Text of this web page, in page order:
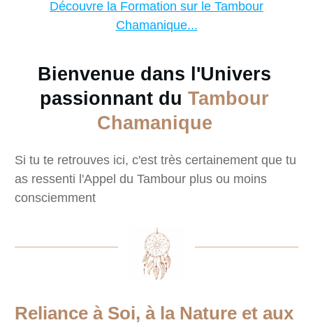
Découvre la Formation sur le Tambour
Chamanique...
Bienvenue dans l'Univers
passionnant du Tambour
Chamanique
Si tu te retrouves ici, c'est très certainement que tu
as ressenti l'Appel du Tambour plus ou moins
consciemment
Reliance à Soi, à la Nature et aux